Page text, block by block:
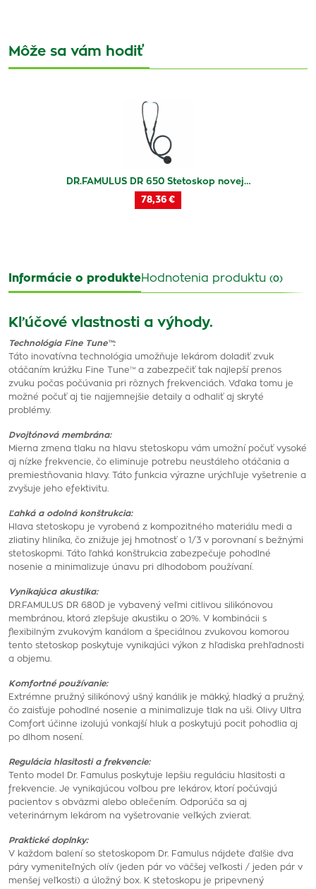
Môže sa vám hodiť
DR.FAMULUS DR 650 Stetoskop novej…
78,36 €
Informácie o produkteHodnotenia produktu (0)
Kľúčové vlastnosti a výhody.
Technológia Fine Tune™:
Táto inovatívna technológia umožňuje lekárom doladiť zvuk
otáčaním krúžku Fine Tune™ a zabezpečiť tak najlepší prenos
zvuku počas počúvania pri rôznych frekvenciách. Vďaka tomu je
možné počuť aj tie najjemnejšie detaily a odhaliť aj skryté
problémy.
Dvojtónová membrána:
Mierna zmena tlaku na hlavu stetoskopu vám umožní počuť vysoké
aj nízke frekvencie, čo eliminuje potrebu neustáleho otáčania a
premiestňovania hlavy. Táto funkcia výrazne urýchľuje vyšetrenie a
zvyšuje jeho efektivitu.
Ľahká a odolná konštrukcia:
Hlava stetoskopu je vyrobená z kompozitného materiálu medi a
zliatiny hliníka, čo znižuje jej hmotnosť o 1/3 v porovnaní s bežnými
stetoskopmi. Táto ľahká konštrukcia zabezpečuje pohodlné
nosenie a minimalizuje únavu pri dlhodobom používaní.
Vynikajúca akustika:
DR.FAMULUS DR 680D je vybavený veľmi citlivou silikónovou
membránou, ktorá zlepšuje akustiku o 20%. V kombinácii s
flexibilným zvukovým kanálom a špeciálnou zvukovou komorou
tento stetoskop poskytuje vynikajúci výkon z hľadiska prehľadnosti
a objemu.
Komfortné používanie:
Extrémne pružný silikónový ušný kanálik je mäkký, hladký a pružný,
čo zaisťuje pohodlné nosenie a minimalizuje tlak na uši. Olivy Ultra
Comfort účinne izolujú vonkajší hluk a poskytujú pocit pohodlia aj
po dlhom nosení.
Regulácia hlasitosti a frekvencie:
Tento model Dr. Famulus poskytuje lepšiu reguláciu hlasitosti a
frekvencie. Je vynikajúcou voľbou pre lekárov, ktorí počúvajú
pacientov s obväzmi alebo oblečením. Odporúča sa aj
veterinárnym lekárom na vyšetrovanie veľkých zvierat.
Praktické doplnky:
V každom balení so stetoskopom Dr. Famulus nájdete ďalšie dva
páry vymeniteľných olív (jeden pár vo väčšej veľkosti / jeden pár v
menšej veľkosti) a úložný box. K stetoskopu je pripevnený